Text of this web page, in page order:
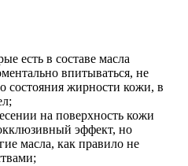
есть в составе масла
впитываться, не
состояния жирности кожи, в
на поверхность кожи
эффект, но
масла, как правило не